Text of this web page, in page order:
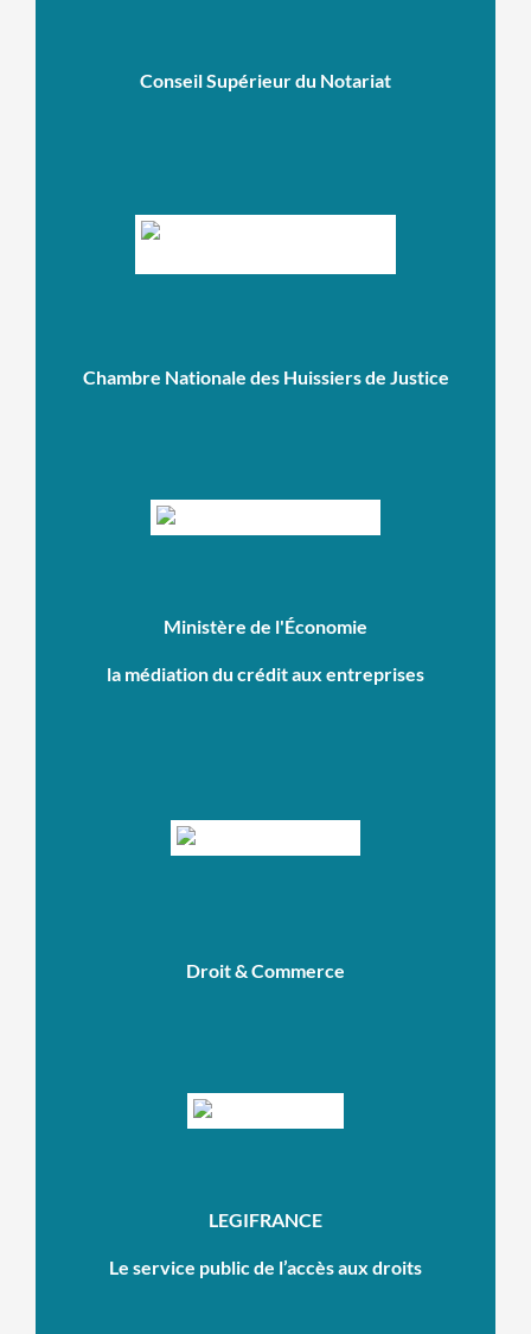
Conseil Supérieur du Notariat
Chambre Nationale des Huissiers de Justice
Ministère de l'Économie
la médiation du crédit aux entreprises
Droit & Commerce
LEGIFRANCE
Le service public de l’accès aux droits